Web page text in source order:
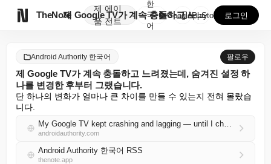
TheNote
제
품
에이
전트
제 Google TV가 계속 충돌하고 느려졌는데, 숨겨...
한
국
어
GooglePlay
AppStore 로그인
Android Authority 한국어 팔로우
제 Google TV가 계속 충돌하고 느려졌는데, 숨겨진 설정 하
나를 변경한 후부터 그랬습니다.
단 하나의 변화가 얼마나 큰 차이를 만들 수 있는지 전혀 몰랐습
니다.
My Google TV kept crashing and lagging — until I changed one hidden setting
androidauthority.com
Android Authority 한국어 RSS
thenote.app